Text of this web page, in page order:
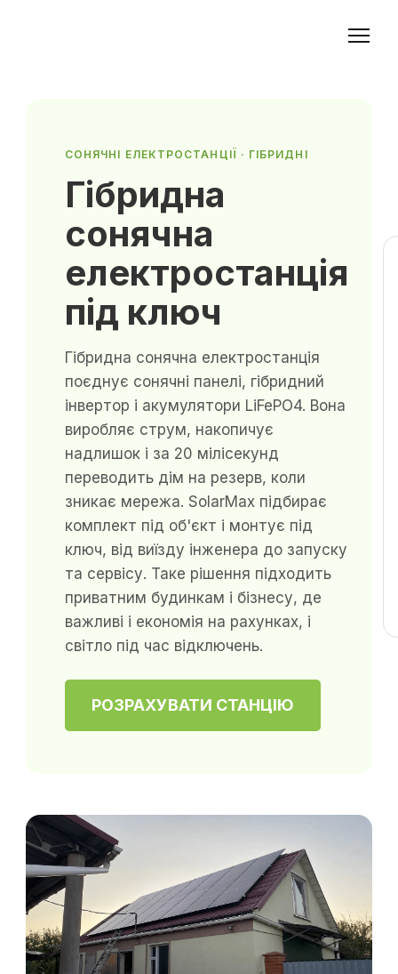
СОНЯЧНІ ЕЛЕКТРОСТАНЦІЇ · ГІБРИДНІ
Гібридна
сонячна
електростанція
під ключ
Гібридна сонячна електростанція
поєднує сонячні панелі, гібридний
інвертор і акумулятори LiFePO4. Вона
виробляє струм, накопичує
надлишок і за 20 мілісекунд
переводить дім на резерв, коли
зникає мережа. SolarMax підбирає
комплект під об'єкт і монтує під
ключ, від виїзду інженера до запуску
та сервісу. Таке рішення підходить
приватним будинкам і бізнесу, де
важливі і економія на рахунках, і
світло під час відключень.
РОЗРАХУВАТИ СТАНЦІЮ